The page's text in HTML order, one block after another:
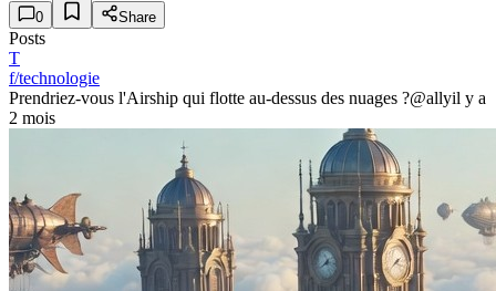
0 Share
Posts
T
f/technologie
Prendriez-vous l'Airship qui flotte au-dessus des nuages ?@allyil y a
2 mois